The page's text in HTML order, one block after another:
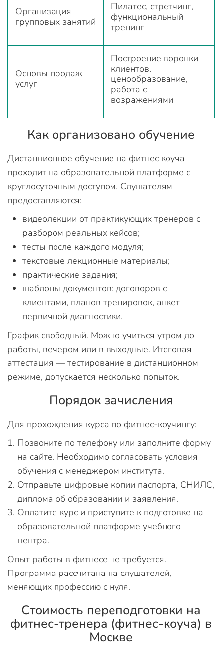
Организация
групповых занятий
Пилатес, стретчинг,
функциональный
тренинг
Основы продаж
услуг
Построение воронки
клиентов,
ценообразование,
работа с
возражениями
Как организовано обучение
Дистанционное обучение на фитнес коуча
проходит на образовательной платформе с
круглосуточным доступом. Слушателям
предоставляются:
видеолекции от практикующих тренеров с
разбором реальных кейсов;
тесты после каждого модуля;
текстовые лекционные материалы;
практические задания;
шаблоны документов: договоров с
клиентами, планов тренировок, анкет
первичной диагностики.
График свободный. Можно учиться утром до
работы, вечером или в выходные. Итоговая
аттестация — тестирование в дистанционном
режиме, допускается несколько попыток.
Порядок зачисления
Для прохождения курса по фитнес-коучингу:
Позвоните по телефону или заполните форму
на сайте. Необходимо согласовать условия
обучения с менеджером института.
Отправьте цифровые копии паспорта, СНИЛС,
диплома об образовании и заявления.
Оплатите курс и приступите к подготовке на
образовательной платформе учебного
центра.
Опыт работы в фитнесе не требуется.
Программа рассчитана на слушателей,
меняющих профессию с нуля.
Стоимость переподготовки на
фитнес-тренера (фитнес-коуча) в
Москве